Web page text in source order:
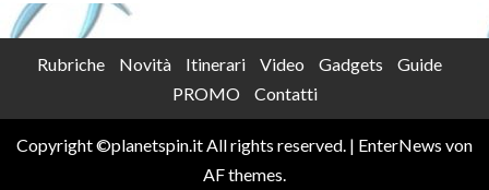
Rubriche Novità Itinerari Video Gadgets
Guide
PROMO
Contatti
Copyright ©planetspin.it All rights reserved. | EnterNews von
AF themes.